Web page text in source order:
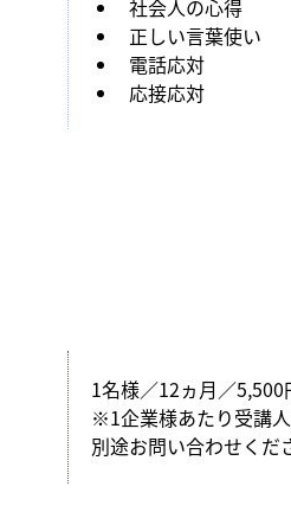
社会人の心得
正しい言葉使い
電話応対
応接応対
1名様／12ヵ月／5,500
※1企業様あたり受講
別途お問い合わせくだ